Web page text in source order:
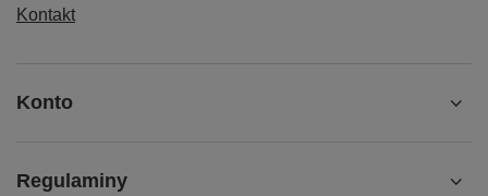
Kontakt
Konto
Regulaminy